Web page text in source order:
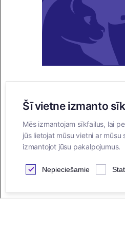
E-VEIKALS
Iegādes noteikumi
Privātuma politika
Sīkdatņu noteikumi
Šī vietne izmanto
Mēs izmantojam sīkfailus, lai
jūs lietojat mūsu vietni ar
izmantojot jūsu pakalpojumus.
Nepieciešamie